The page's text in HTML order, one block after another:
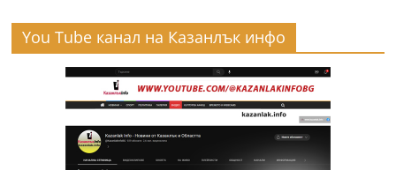
You Tube канал на Казанлък инфо